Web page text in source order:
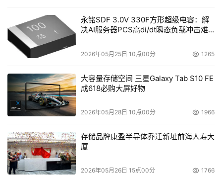
永铭SDF 3.0V 330F方形超级电容：解
决AI服务器PCS高di/dt瞬态负载冲击难
2026年05月25日 10点00分 1265
大容量存储空间 三星Galaxy Tab S10 FE
成618必购大屏好物
2026年05月28日 10点00分 1966
存储品牌康盈半导体乔迁新址前海人寿大
厦
2026年05月26日 15点00分 1766